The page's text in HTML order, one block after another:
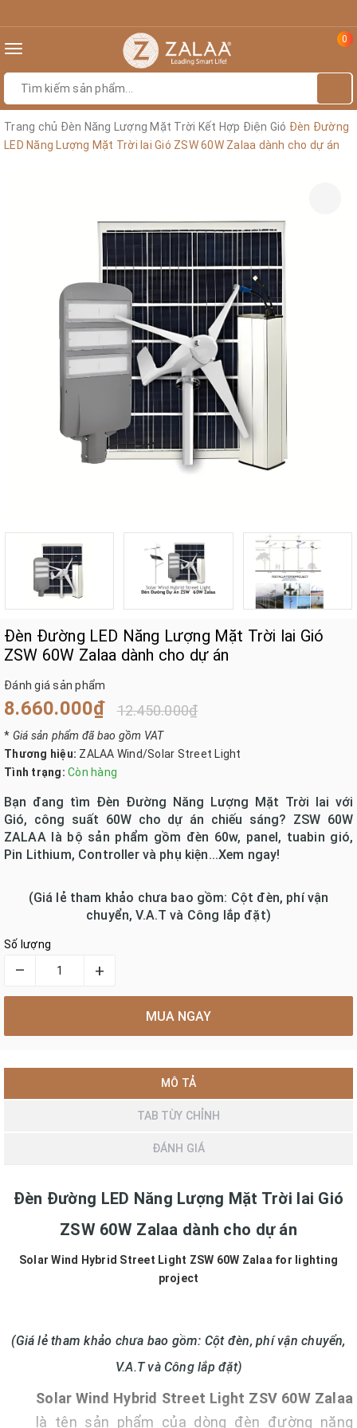
Toggle
0
Trang chủ Đèn Năng Lượng Mặt Trời Kết Hợp Điện Gió Đèn Đường
LED Năng Lượng Mặt Trời lai Gió ZSW 60W Zalaa dành cho dự án
Đèn Đường LED Năng Lượng Mặt Trời lai Gió
ZSW 60W Zalaa dành cho dự án
Đánh giá sản phẩm
8.660.000₫ 12.450.000₫
* Giá sản phẩm đã bao gồm VAT
Thương hiệu: ZALAA Wind/Solar Street Light
Tình trạng: Còn hàng
Bạn đang tìm Đèn Đường Năng Lượng Mặt Trời lai với
Gió, công suất 60W cho dự án chiếu sáng? ZSW 60W
ZALAA là bộ sản phẩm gồm đèn 60w, panel, tuabin gió,
Pin Lithium, Controller và phụ kiện...Xem ngay!
(Giá lẻ tham khảo chưa bao gồm: Cột đèn, phí vận
chuyển, V.A.T và Công lắp đặt)
Số lượng
– +
MUA NGAY
MÔ TẢ
TAB TÙY CHỈNH
ĐÁNH GIÁ
Đèn Đường LED Năng Lượng Mặt Trời lai Gió
ZSW 60W Zalaa dành cho dự án
Solar Wind Hybrid Street Light ZSW 60W Zalaa for lighting
project
(Giá lẻ tham khảo chưa bao gồm: Cột đèn, phí vận chuyển,
V.A.T và Công lắp đặt)
Solar Wind Hybrid Street Light ZSV 60W Zalaa
là tên sản phẩm của dòng đèn đường năng